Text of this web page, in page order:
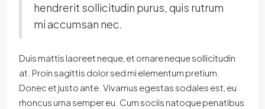
hendrerit sollicitudin purus, quis rutrum
mi accumsan nec.
Duis mattis laoreet neque, et ornare neque sollicitudin
at. Proin sagittis dolor sed mi elementum pretium.
Donec et justo ante. Vivamus egestas sodales est, eu
rhoncus urna semper eu. Cum sociis natoque penatibus